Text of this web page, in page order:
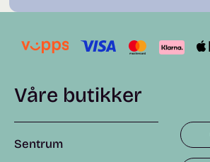
Våre butikker
Sentrum